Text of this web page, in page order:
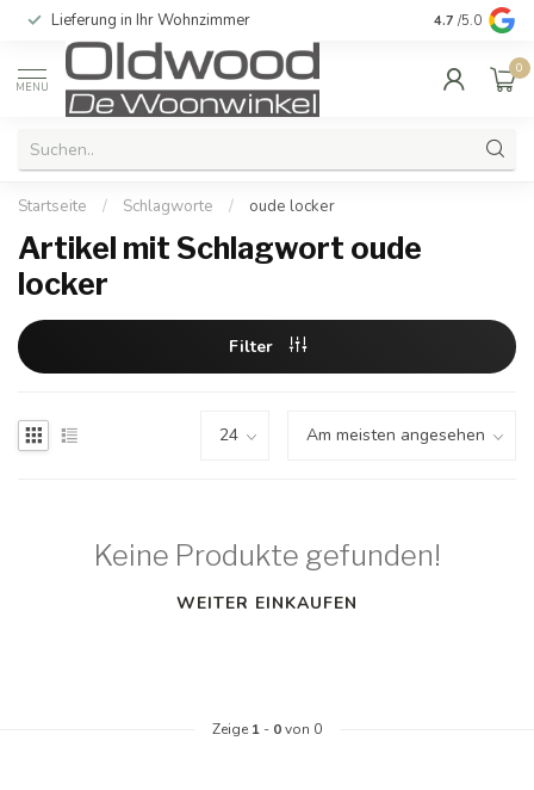
Lieferung in Ihr Wohnzimmer Qualität und
4.7 /5.0
MENU
0
Startseite / Schlagworte / oude locker
Artikel mit Schlagwort oude
locker
Filter
Keine Produkte gefunden!
WEITER EINKAUFEN
Zeige 1 - 0von 0